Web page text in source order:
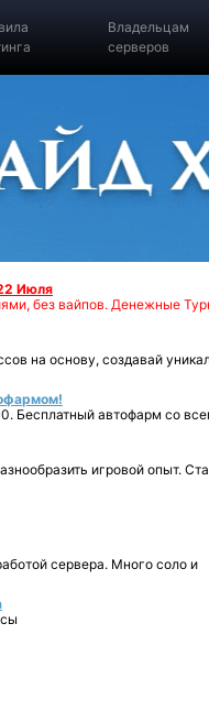
Владельцам
серверов
Июля
без вайпов. Денежные
на основу, создавай
Бесплатный автофарм со
игровой опыт.
сервера. Много соло и